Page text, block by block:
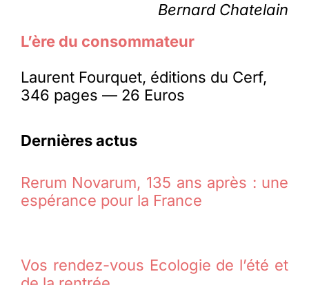
Bernard Chatelain
L’ère du consommateur
Laurent Fourquet, éditions du Cerf,
346 pages — 26 Euros
Dernières actus
Rerum Novarum, 135 ans après : une
espérance pour la France
Vos rendez-vous Ecologie de l’été et